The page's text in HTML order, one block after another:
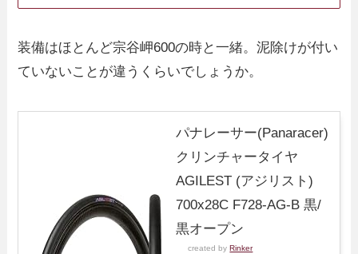
装備はほとんど宗谷岬600の時と一緒。泥除けが付い
ていないことが違うくらいでしょうか。
パナレーサー(Panaracer)
クリンチャータイヤ
AGILEST (アジリスト)
700x28C F728-AG-B 黒/
黒オープン
created byRinker